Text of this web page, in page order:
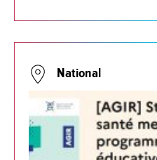
National